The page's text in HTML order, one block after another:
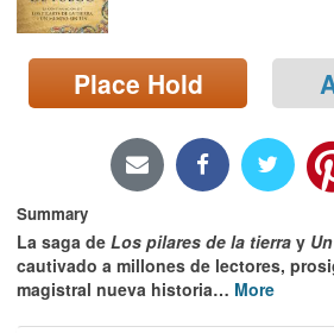
Search
Locations/Hours (external
page)
Place Hold
Summary
La saga de Los pilares de la tierra y
cautivado a millones de lectores,
magistral nueva historia… More